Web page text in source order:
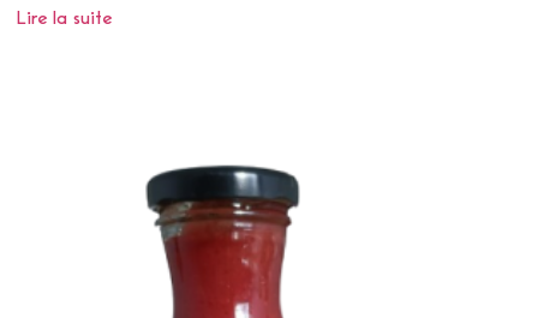
Lire la suite